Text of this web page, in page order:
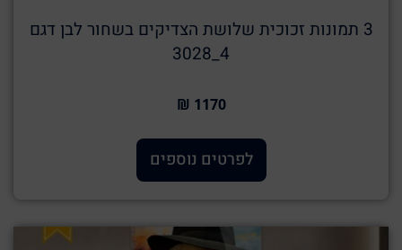
3 תמונות זכוכית שלושת הצדיקים בשחור לבן דגם
4_3028
1170 ₪
לפרטים נוספים